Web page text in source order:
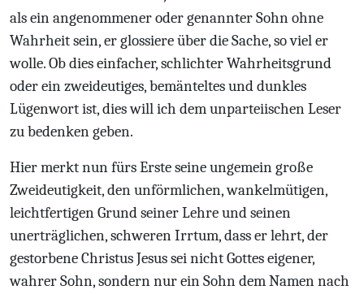
als ein angenommener oder genannter Sohn ohne
Wahrheit sein, er glossiere über die Sache, so viel er
wolle. Ob dies einfacher, schlichter Wahrheitsgrund
oder ein zweideutiges, bemänteltes und dunkles
Lügenwort ist, dies will ich dem unparteiischen Leser
zu bedenken geben.
Hier merkt nun fürs Erste seine ungemein große
Zweideutigkeit, den unförmlichen, wankelmütigen,
leichtfertigen Grund seiner Lehre und seinen
unerträglichen, schweren Irrtum, dass er lehrt, der
gestorbene Christus Jesus sei nicht Gottes eigener,
wahrer Sohn, sondern nur ein Sohn dem Namen nach